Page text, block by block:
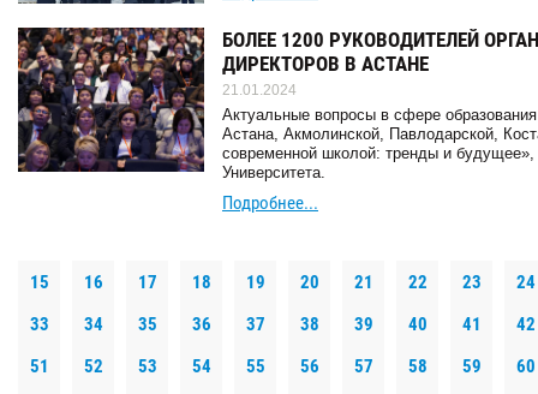
БОЛЕЕ 1200 РУКОВОДИТЕЛЕЙ
ДИРЕКТОРОВ В АСТАНЕ
21.01.2024
Актуальные вопросы в сфере
Астана, Акмолинской, Павлодарской,
современной школой: тренды и
Университета.
Подробнее...
15 16 17 18 19 20 21 22 23
24
33
34 35 36 37 38 39 40 41
42
51
52 53 54 55 56 57 58 59
60